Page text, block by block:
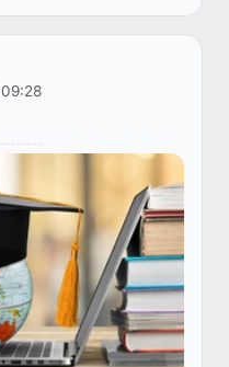
09:28